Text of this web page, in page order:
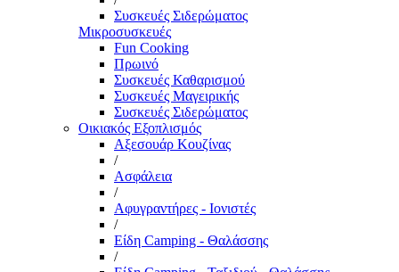
Συσκευές Σιδερώματος
Μικροσυσκευές
Fun Cooking
Πρωινό
Συσκευές Καθαρισμού
Συσκευές Μαγειρικής
Συσκευές Σιδερώματος
Οικιακός Εξοπλισμός
Αξεσουάρ Κουζίνας
/
Ασφάλεια
/
Αφυγραντήρες - Ιονιστές
/
Είδη Camping - Θαλάσσης
/